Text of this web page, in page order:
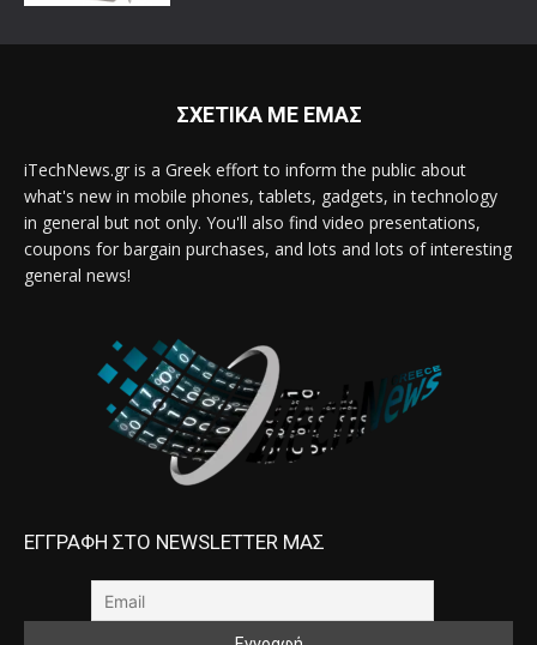
ΣΧΕΤΙΚΑ ΜΕ ΕΜΑΣ
iTechNews.gr is a Greek effort to inform the public about
what's new in mobile phones, tablets, gadgets, in technology
in general but not only. You'll also find video presentations,
coupons for bargain purchases, and lots and lots of interesting
general news!
ΕΓΓΡΑΦΗ ΣΤΟ NEWSLETTER ΜΑΣ